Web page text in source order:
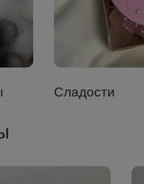
Сладости